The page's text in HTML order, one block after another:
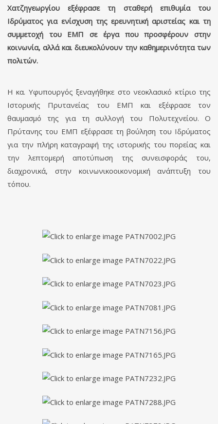
Χατζηγεωργίου εξέφρασε τη σταθερή επιθυμία του
Ιδρύματος για ενίσχυση της ερευνητική αριστείας και τη
συμμετοχή του ΕΜΠ σε έργα που προσφέρουν στην
κοινωνία, αλλά και διευκολύνουν την καθημερινότητα των
πολιτών.
Η κα. Υφυπουργός ξεναγήθηκε στο νεοκλασικό κτίριο της
Ιστορικής Πρυτανείας του ΕΜΠ και εξέφρασε τον
θαυμασμό της για τη συλλογή του Πολυτεχνείου. Ο
Πρύτανης του ΕΜΠ εξέφρασε τη βούληση του Ιδρύματος
για την πλήρη καταγραφή της ιστορικής του πορείας και
την λεπτομερή αποτύπωση της συνεισφοράς του,
διαχρονικά, στην κοινωνικοοικονομική ανάπτυξη του
τόπου.